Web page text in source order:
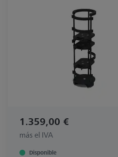
1.359,00 €
más el IVA
Disponible